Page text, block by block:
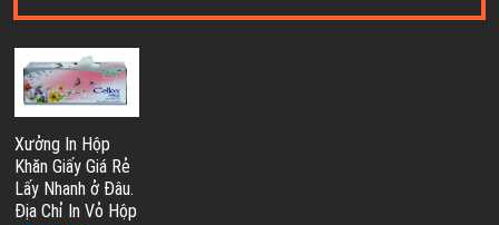
Xưởng In Hộp
Khăn Giấy Giá Rẻ
Lấy Nhanh ở Đâu.
Địa Chỉ In Vỏ Hộp